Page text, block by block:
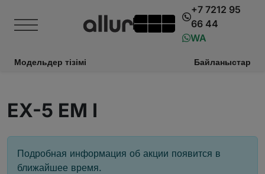
+7 7212 95
66 44
WA
Модельдер тізімі Байланыстар
EX-5 EM I
Подробная информация об акции появится в
ближайшее время.